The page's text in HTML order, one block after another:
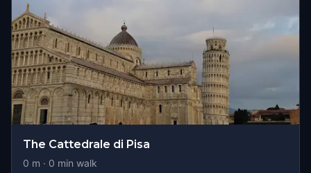
The Cattedrale di Pisa
0 m · 0 min walk